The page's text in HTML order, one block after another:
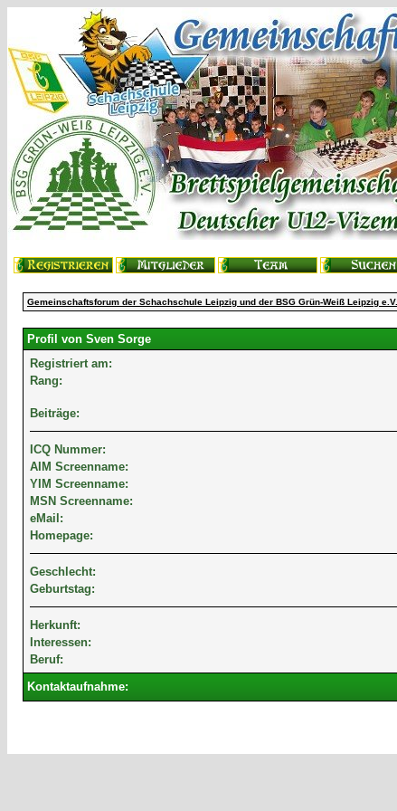
Gemeinschaftsforum der Schachschule Leipzig und der BSG Grün-Weiß Leipzig e.V.
Profil von Sven Sorge
Registriert am:
Rang:
Beiträge:
ICQ Nummer:
AIM Screenname:
YIM Screenname:
MSN Screenname:
eMail:
Homepage:
Geschlecht:
Geburtstag:
Herkunft:
Interessen:
Beruf:
Kontaktaufnahme: